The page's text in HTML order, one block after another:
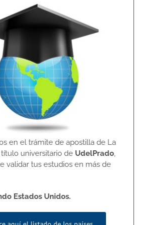
en el trámite de apostilla de La
universitario de UdelPrado,
validar tus estudios en más de
Estados Unidos.